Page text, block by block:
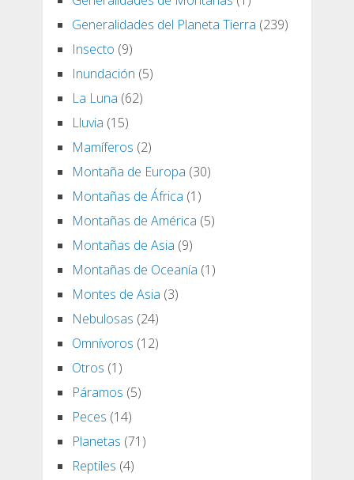
Generalidades del Planeta Tierra (239)
Insecto (9)
Inundación (5)
La Luna (62)
Lluvia (15)
Mamíferos (2)
Montaña de Europa (30)
Montañas de África (1)
Montañas de América (5)
Montañas de Asia (9)
Montañas de Oceanía (1)
Montes de Asia (3)
Nebulosas (24)
Omnívoros (12)
Otros (1)
Páramos (5)
Peces (14)
Planetas (71)
Reptiles (4)